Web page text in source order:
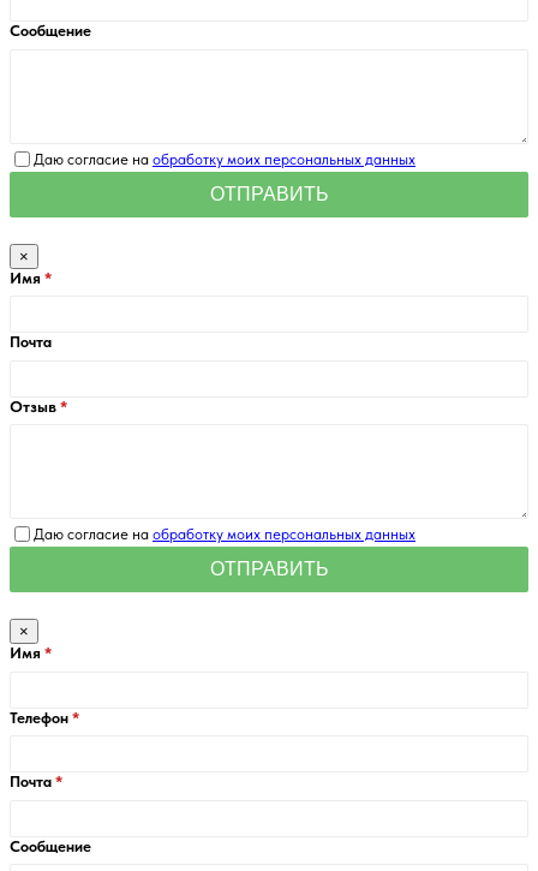
Сообщение
Даю согласие на обработку моих персональных данных
×
Имя
Почта
Отзыв
Даю согласие на обработку моих персональных данных
×
Имя
Телефон
Почта
Сообщение